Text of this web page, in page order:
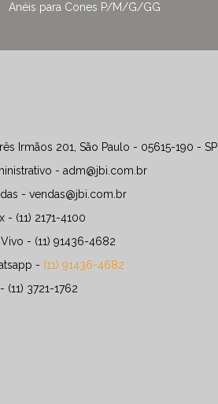
Anéis para Cones P/M/G/GG
Irmãos 201, São Paulo - 05615-190 - SP
- adm@jbi.com.br
- vendas@jbi.com.br
- (11) 2171-4100
- (11) 91436-4682
- (11) 91436-4682
(11) 3721-1762